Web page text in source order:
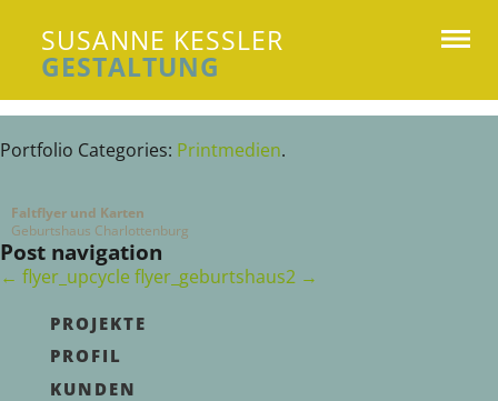
SUSANNE KESSLER
GESTALTUNG
Susanne Kessler Gestaltung
Portfolio Categories: Printmedien.
Faltflyer und Karten
Geburtshaus Charlottenburg
Post navigation
← flyer_upcycleflyer_geburtshaus2 →
PROJEKTE
PROFIL
KUNDEN